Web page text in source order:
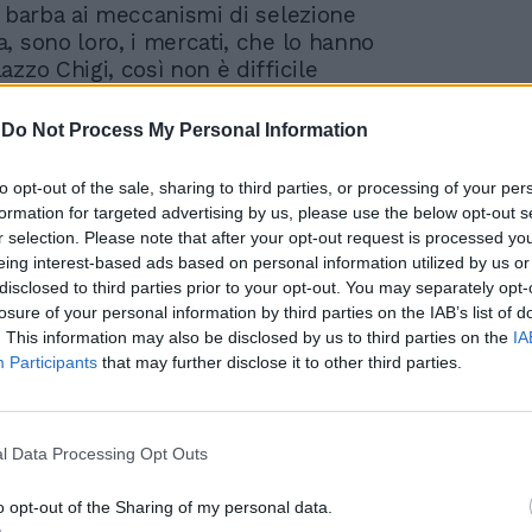
Do Not Process My Personal Information
opt-out of the sale, sharing to third parties, or processing of your
for targeted advertising by us, please use the below opt-out
selection. Please note that after your opt-out request is processed
interest-based ads based on personal information utilized by us
to third parties prior to your opt-out. You may separately
of your personal information by third parties on the IAB’s list of
This information may also be disclosed by us to third parties on the
Participants that may further disclose it to other third parties.
Data Processing Opt Outs
opt-out of the Sharing of my personal data.
ai meccanismi di selezione
sono loro, i mercati, che lo hanno
Chigi, così non è difficile
anni di austerità. Spazio dunque agli
appunto dalla patrimoniale. Bestia
liberale, e contro la quale
lottato fino alla fine senza cedere. Ma
termine si nasconde una molteplicità di
non è difficile enucleare. La soluzione
raggiungere l'obiettivo è stata già
socialista Giuliano Amato e il banchiere
lo hanno detto a chiare lettere sul
immobili, ma un tributo sul loro aumento
o della loro costruzione. Potrebbe